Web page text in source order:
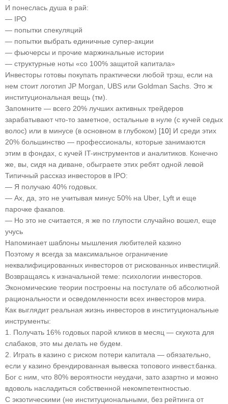
И понеслась душа в рай:
— IPO
— попытки спекуляций
— попытки выбрать единичные супер-акции
— фьючерсы и прочие маржинальные истории
— структурные ноты «со 100% защитой капитала»
Инвесторы готовы покупать практически любой трэш, если на
нем стоит логотип JP Morgan, UBS или Goldman Sachs. Это ж
институциональная вещь (тм).
Запомните — всего 20% лучших активных трейдеров
зарабатывают что-то заметное, остальные в нуле (с кучей седых
волос) или в минусе (в основном в глубоком) [10] И среди этих
20% большинство — профессионалы, которые занимаются
этим в фондах, с кучей IT-инструментов и аналитиков. Конечно
же, вы, сидя на диване, обыграете этих ребят одной левой
Типичный рассказ инвесторов в IPO:
— Я получаю 40% годовых.
— Ах, да, это не учитывая минус 50% на Uber, Lyft и еще
парочке факапов.
— Но это не считается, я же по глупости случайно вошел, еще
учусь
Напоминает шаблоны мышления любителей казино
Поэтому я всегда за максимальное ограничение
неквалифицированных инвесторов от рискованных инвестиций.
Возвращаясь к изначальной теме: психологии инвесторов.
Экономические теории построены на постулате об абсолютной
рациональности и осведомленности всех инвесторов мира.
Как выглядит реальная жизнь инвесторов в институциональные
инструменты:
1. Получать 16% годовых парой кликов в месяц — скукота для
слабаков, это мы делать не будем.
2. Играть в казино с риском потери капитала — обязательно,
если у казино брендированная вывеска топового инвест.банка.
Бог с ним, что 80% вероятности неудачи, зато азартно и можно
вдоволь насладиться собственной некомпетентностью.
С экзотическими (не институциональными, без рейтинга от